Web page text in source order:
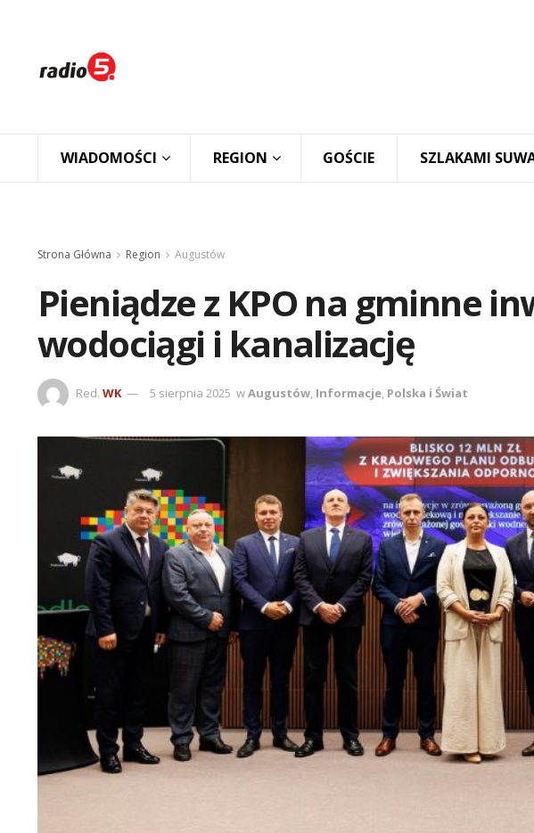
WIADOMOŚCI REGION GOŚCIE SZLAKAMI
Strona Główna Region Augustów
Pieniądze z KPO na gminne
wodociągi i kanalizację
Red. WK 5 sierpnia 2025 wAugustów, Informacje, Polska i Świat